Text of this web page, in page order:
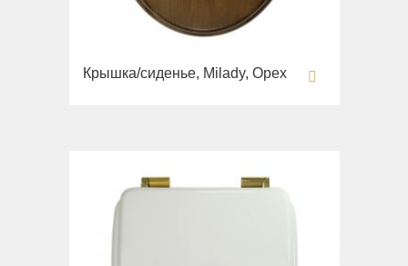
Крышка/сиденье, Milady, Орех